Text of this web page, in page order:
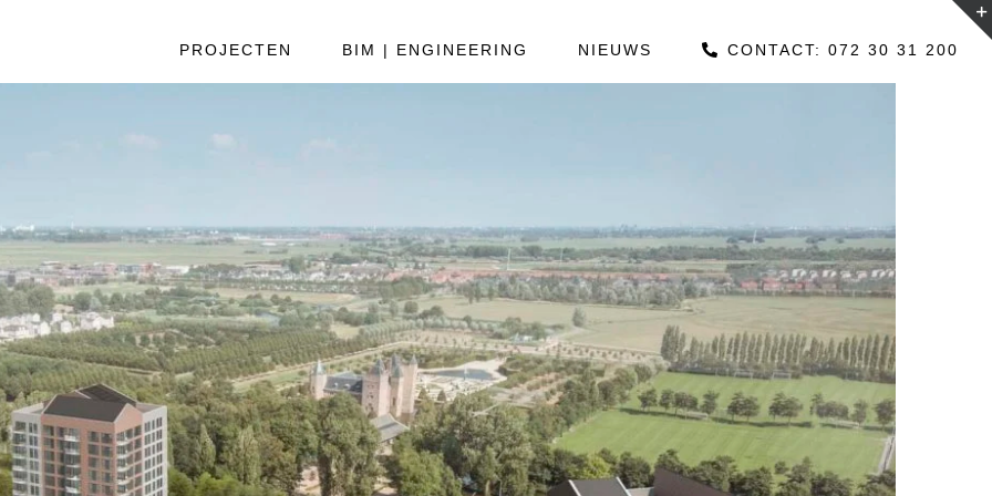
PROJECTEN BIM | ENGINEERING NIEUWS CONTACT: 072 30 31 200